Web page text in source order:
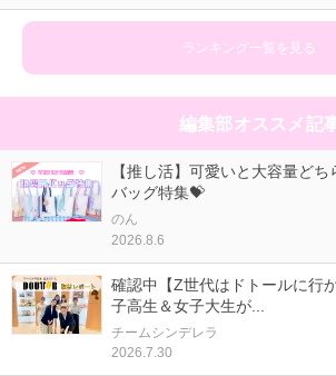
ランキング一覧を見る
編集部オススメ記
【推し活】可愛いと大容量ど
バッグ特集💝
のん
2026.8.6
確認中【Z世代はドトールに行
子高生＆女子大生が...
チームシンデレラ
2026.7.30